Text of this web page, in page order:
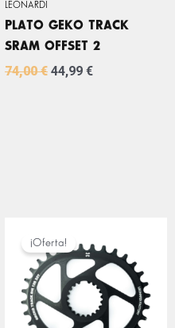
LEONARDI
PLATO GEKO TRACK
SRAM OFFSET 2
74,00€ 44,99 €
¡Oferta!PRECIO
ORIGINAL
ERA:
74,00 €.
PRECIO
ACTUAL
ES:
39,99 €.